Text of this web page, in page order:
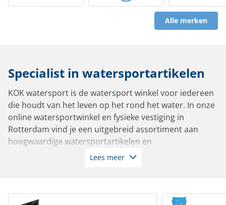
Alle merken
Specialist in watersportartikelen
KOK watersport is de watersport winkel voor iedereen
die houdt van het leven op het rond het water. In onze
online watersportwinkel en fysieke vestiging in
Rotterdam vind je een uitgebreid assortiment aan
hoogwaardige watersportartikelen en
bootbenodigdheden van de beste kwaliteit. Of je nu
Met meer dan 10.000 artikelen op voorraad leverbaar
Lees meer